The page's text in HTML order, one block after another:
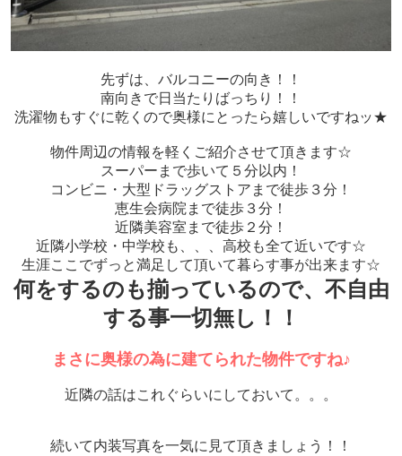
先ずは、バルコニーの向き！！
南向きで日当たりばっちり！！
洗濯物もすぐに乾くので奥様にとったら嬉しいですねッ★
物件周辺の情報を軽くご紹介させて頂きます☆
スーパーまで歩いて５分以内！
コンビニ・大型ドラッグストアまで徒歩３分！
恵生会病院まで徒歩３分！
近隣美容室まで徒歩２分！
近隣小学校・中学校も、、、高校も全て近いです☆
生涯ここでずっと満足して頂いて暮らす事が出来ます☆
何をするのも揃っているので、不自由
する事一切無し！！
まさに奥様の為に建てられた物件ですね♪
近隣の話はこれぐらいにしておいて。。。
続いて内装写真を一気に見て頂きましょう！！